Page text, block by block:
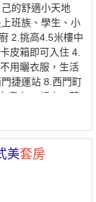
的舒適小天地
班族、學生、小
2.挑高4.5米樓中
皮箱即可入住 4.
用曬衣服，生活
捷運站 8.西門町
盡有 9.超商、藥
社區 1.有24小時
、空中花園 租賃
：27,000元／月
及機車格） #水
美套房